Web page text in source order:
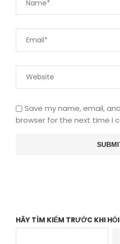
Save my name, email,
browser for the next time I
HÃY TÌM KIẾM TRƯỚC KHI HỎI